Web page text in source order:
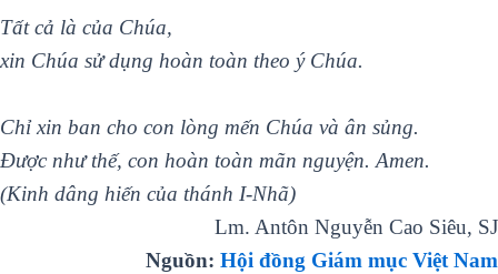
Tất cả là của Chúa,
xin Chúa sử dụng hoàn toàn theo ý Chúa.
Chỉ xin ban cho con lòng mến Chúa và ân sủng.
Được như thế, con hoàn toàn mãn nguyện. Amen.
(Kinh dâng hiến của thánh I-Nhã)
Lm. Antôn Nguyễn Cao Siêu, SJ
Nguồn: Hội đồng Giám mục Việt Nam